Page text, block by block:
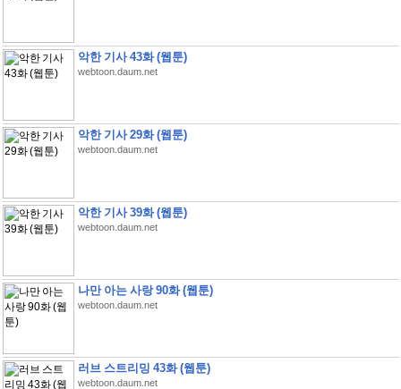
악한 기사 43화 (웹툰)
webtoon.daum.net
악한 기사 29화 (웹툰)
webtoon.daum.net
악한 기사 39화 (웹툰)
webtoon.daum.net
나만 아는 사랑 90화 (웹툰)
webtoon.daum.net
러브 스트리밍 43화 (웹툰)
webtoon.daum.net